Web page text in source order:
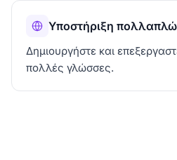
Υποστήριξη
Δημιουργήστε και
πολλές γλώσσες.